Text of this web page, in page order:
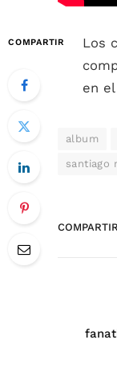
COMPARTIR Los
en
album
santiago